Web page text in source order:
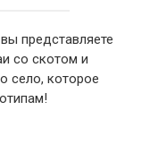
представляете
со скотом и
село, которое